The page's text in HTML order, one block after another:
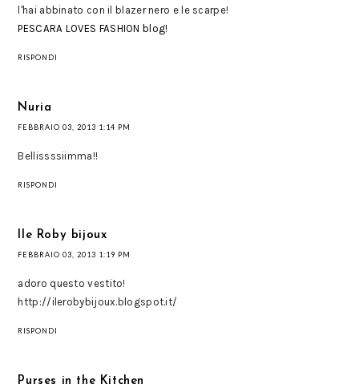
l'hai abbinato con il blazer nero e le scarpe!
PESCARA LOVES FASHION blog!
RISPONDI
Nuria
FEBBRAIO 03, 2013 1:14 PM
Bellissssiimma!!
RISPONDI
Ile Roby bijoux
FEBBRAIO 03, 2013 1:19 PM
adoro questo vestito!
http://ilerobybijoux.blogspot.it/
RISPONDI
Purses in the Kitchen